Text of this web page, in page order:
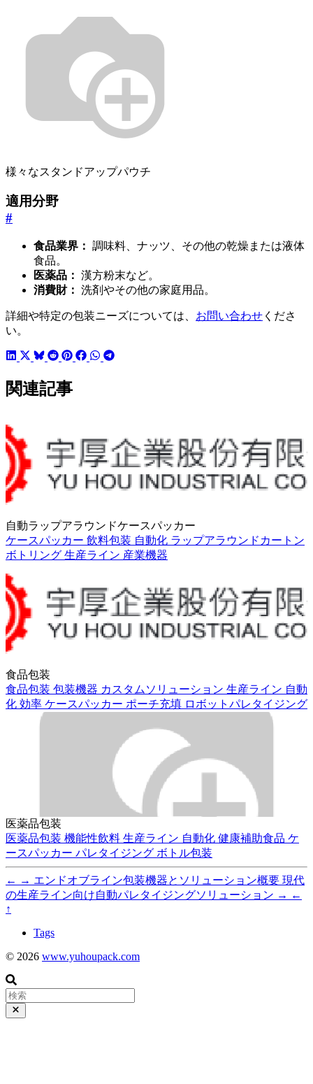
様々なスタンドアップパウチ
適用分野
#
食品業界： 調味料、ナッツ、その他の乾燥または液体
食品。
医薬品： 漢方粉末など。
消費財： 洗剤やその他の家庭用品。
詳細や特定の包装ニーズについては、 お問い合わせ くださ
い。
関連記事
自動ラップアラウンドケースパッカー
ケースパッカー 飲料包装 自動化 ラップアラウンドカートン
ボトリング 生産ライン 産業機器
食品包装
食品包装 包装機器 カスタムソリューション 生産ライン 自動
化 効率 ケースパッカー ポーチ充填 ロボットパレタイジング
医薬品包装
医薬品包装 機能性飲料 生産ライン 自動化 健康補助食品 ケ
ースパッカー パレタイジング ボトル包装
← → エンドオブライン包装機器とソリューション概要 現代
の生産ライン向け自動パレタイジングソリューション → ←
↑
Tags
© 2026 www.yuhoupack.com